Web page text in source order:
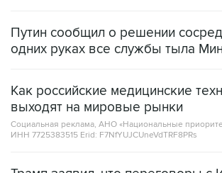
Путин сообщил о решении
одних руках все службы тыла
Как российские медицинские
выходят на мировые рынки
Социальная реклама, АНО «Национальные
ИНН 7725383515 Erid: F7NfYUJCUneVdTRF8PRs